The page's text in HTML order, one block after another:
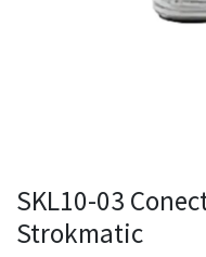
SKL10-03
Strokmatic